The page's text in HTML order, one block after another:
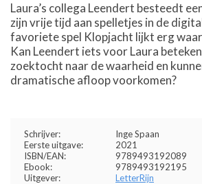
Laura’s collega Leendert besteedt
zijn vrije tijd aan spelletjes in de
favoriete spel Klopjacht lijkt erg
Kan Leendert iets voor Laura
zoektocht naar de waarheid en
dramatische afloop voorkomen?
Schrijver:
Inge Spaan
Eerste uitgave:
2021
ISBN/EAN:
9789493192089
Ebook:
9789493192195
Uitgever:
LetterRijn